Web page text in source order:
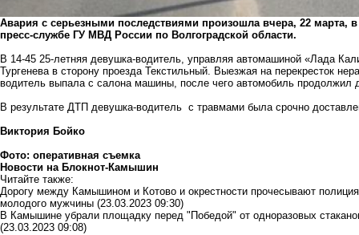
Авария с серьезными последствиями произошла вчера, 22 марта,
пресс-службе ГУ МВД России по Волгоградской области.
В 14-45 25-летняя девушка-водитель, управляя автомашиной «Лада
Тургенева в сторону проезда Текстильный. Выезжая на перекресток
водитель выпала с салона машины, после чего автомобиль продолжил
В результате ДТП девушка-водитель с травмами была срочно
Виктория Бойко
Фото: оперативная съемка
Новости на Блoкнoт-Камышин
Читайте также:
Дорогу между Камышином и Котово и окрестности прочесывают
молодого мужчины (23.03.2023 09:30)
В Камышине убрали площадку перед "Победой" от одноразовых
(23.03.2023 09:08)